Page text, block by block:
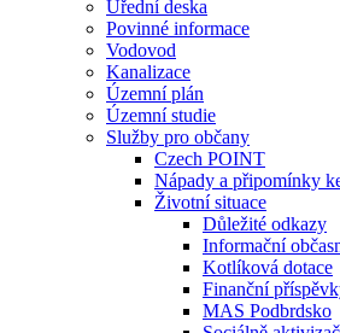
Úřední deska
Povinné informace
Vodovod
Kanalizace
Územní plán
Územní studie
Služby pro občany
Czech POINT
Nápady a připomínky
Životní situace
Důležité odkazy
Informační
Kotlíková dotace
Finanční
MAS Podbrdsko